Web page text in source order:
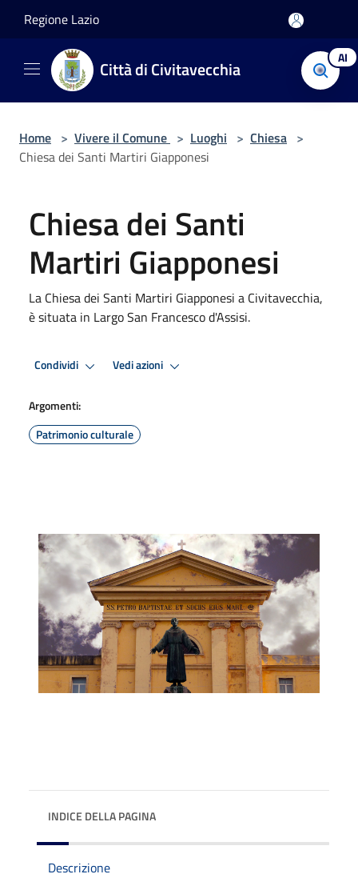
Regione Lazio
Città di Civitavecchia AI
Home > Vivere il Comune > Luoghi > Chiesa >
Chiesa dei Santi Martiri Giapponesi
Chiesa dei Santi
Martiri Giapponesi
La Chiesa dei Santi Martiri Giapponesi a Civitavecchia,
è situata in Largo San Francesco d'Assisi.
Condividi Vedi azioni
Argomenti:
Patrimonio culturale
INDICE DELLA PAGINA
Descrizione